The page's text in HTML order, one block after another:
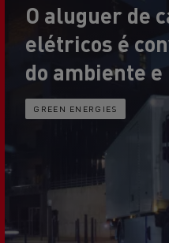
O aluguer de
elétricos é
do ambiente
GREEN ENERGIES